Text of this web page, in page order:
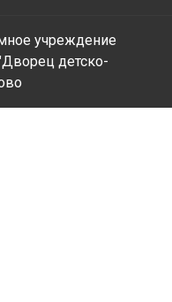
учреждение
детско-